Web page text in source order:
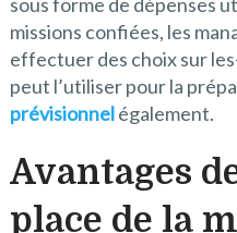
missions confiées, les
effectuer des choix sur
peut l’utiliser pour la
prévisionnelégalement.
Avantages
place de la